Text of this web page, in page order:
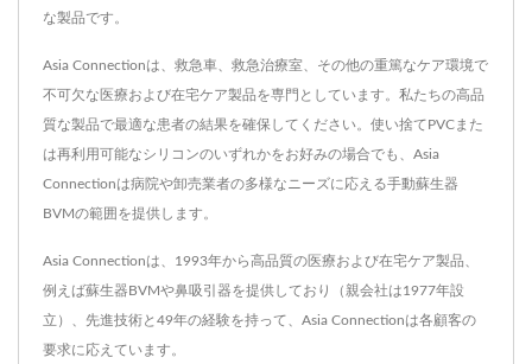
な製品です。
Asia Connectionは、救急車、救急治療室、その他の重篤なケア環境で
不可欠な医療および在宅ケア製品を専門としています。私たちの高品
質な製品で最適な患者の結果を確保してください。使い捨てPVCまた
は再利用可能なシリコンのいずれかをお好みの場合でも、Asia
Connectionは病院や卸売業者の多様なニーズに応える手動蘇生器
BVMの範囲を提供します。
Asia Connectionは、1993年から高品質の医療および在宅ケア製品、
例えば蘇生器BVMや鼻吸引器を提供しており（親会社は1977年設
立）、先進技術と49年の経験を持って、Asia Connectionは各顧客の
要求に応えています。